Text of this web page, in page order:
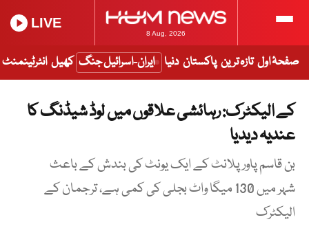
8 Aug, 2026
LIVE
صفحۂ اول تازہ ترین پاکستان دنیا ایران-اسرائیل جنگ کھیل انٹرٹینمنٹ
کے الیکٹرک: رہائشی علاقوں میں لوڈ شیڈنگ کا
عندیہ دیدیا
بن قاسم پاور پلانٹ کے ایک یونٹ کی بندش کے باعث
شہر میں 130 میگا واٹ بجلی کی کمی ہے، ترجمان کے
الیکٹرک